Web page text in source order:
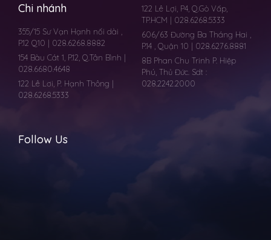
Chi nhánh
355/15 Sư Vạn Hạnh nối dài ,
P.12 Q10 | 028.6268.8882
154 Bàu Cát 1, P.12, Q.Tân Bình |
028.6680.4648
122 Lê Lơi, P. Hạnh Thông |
028.6268.5333
122 Lê Lợi, P4, Q.Gò Vấp,
TP.HCM | 028.6268.5333
606/63 Đường Ba Tháng Hai ,
P.14 , Quận 10 | 028.6276.8881
8B Phan Chu Trinh P. Hiệp
Phú, Thủ Đức. Sdt :
028.2242.2000
Follow Us